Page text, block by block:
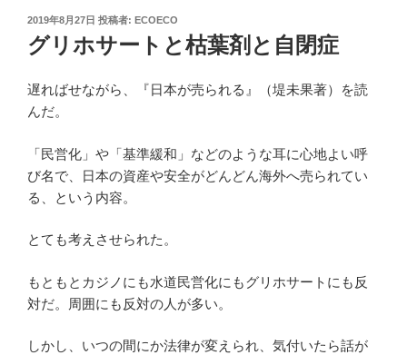
投
日:
2019年8月27日 投稿者: ECOECO
グリホサートと枯葉剤と自閉症
遅ればせながら、『日本が売られる』（堤未果著）を読
んだ。
「民営化」や「基準緩和」などのような耳に心地よい呼
び名で、日本の資産や安全がどんどん海外へ売られてい
る、という内容。
とても考えさせられた。
もともとカジノにも水道民営化にもグリホサートにも反
対だ。周囲にも反対の人が多い。
しかし、いつの間にか法律が変えられ、気付いたら話が